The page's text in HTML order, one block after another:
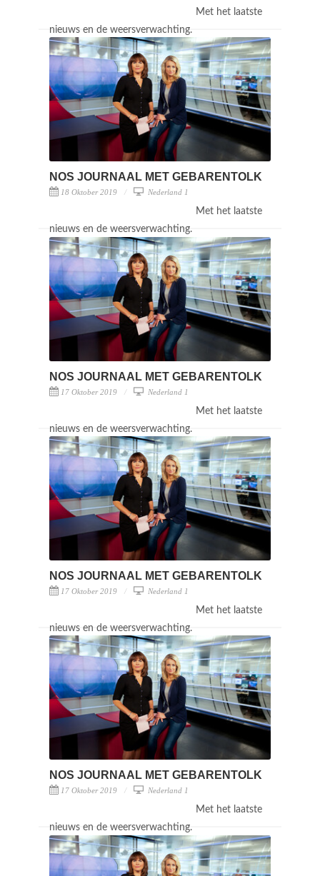
Met het laatste
nieuws en de weersverwachting.
NOS JOURNAAL MET GEBARENTOLK
18 Oktober 2019 Nederland 1
Met het laatste
nieuws en de weersverwachting.
NOS JOURNAAL MET GEBARENTOLK
17 Oktober 2019 Nederland 1
Met het laatste
nieuws en de weersverwachting.
NOS JOURNAAL MET GEBARENTOLK
17 Oktober 2019 Nederland 1
Met het laatste
nieuws en de weersverwachting.
NOS JOURNAAL MET GEBARENTOLK
17 Oktober 2019 Nederland 1
Met het laatste
nieuws en de weersverwachting.